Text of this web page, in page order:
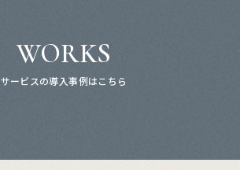
WORKS
サービスの導入事例はこちら